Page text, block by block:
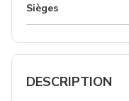
Sièges
DESCRIPTION